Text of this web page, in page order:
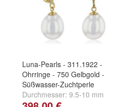
Luna-Pearls - 311.1922 -
Ohrringe - 750 Gelbgold -
Süßwasser-Zuchtperle
Durchmesser: 9.5-10 mm